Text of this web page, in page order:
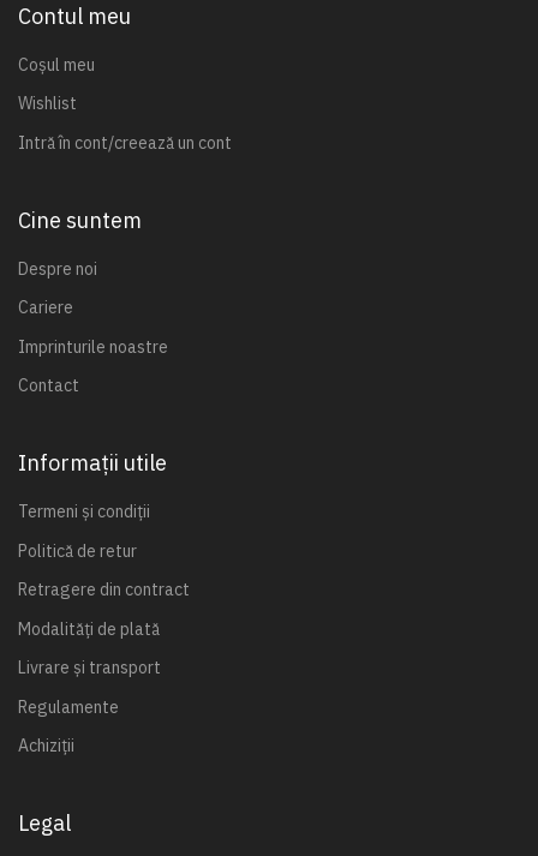
Contul meu
Coșul meu
Wishlist
Intră în cont/creează un cont
Cine suntem
Despre noi
Cariere
Imprinturile noastre
Contact
Informații utile
Termeni și condiții
Politică de retur
Retragere din contract
Modalități de plată
Livrare și transport
Regulamente
Achiziții
Legal